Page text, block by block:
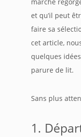
et qu’il peut
faire sa
cet article,
quelques
parure de lit.
Sans plus
1.